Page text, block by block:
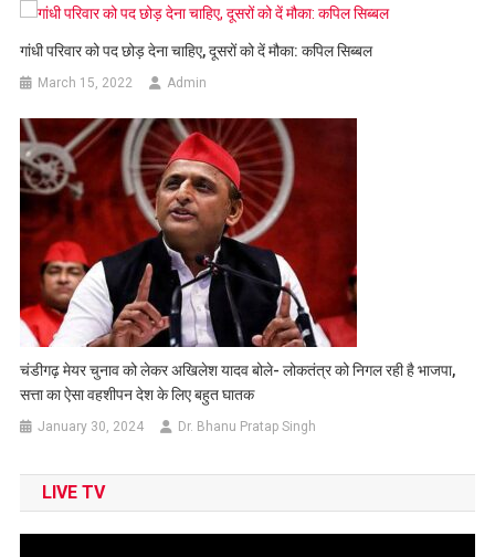
गांधी परिवार को पद छोड़ देना चाहिए, दूसरों को दें मौका: कपिल सिब्‍बल
March 15, 2022 Admin
चंडीगढ़ मेयर चुनाव को लेकर अखिलेश यादव बोले- लोकतंत्र को निगल रही है भाजपा,
सत्ता का ऐसा वहशीपन देश के लिए बहुत घातक
January 30, 2024 Dr. Bhanu Pratap Singh
LIVE TV